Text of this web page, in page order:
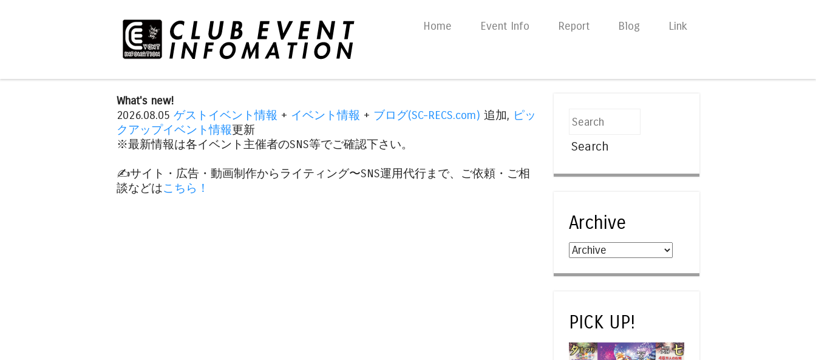
Skip to content
Home Event Info Report Blog Link
What's new!
2026.08.05 ゲストイベント情報 + イベント情報 + ブログ(SC-RECS.com) 追加, ピッ
クアップイベント情報更新
※最新情報は各イベント主催者のSNS等でご確認下さい。
✍️サイト・広告・動画制作からライティング〜SNS運用代行まで、ご依頼・ご相
談などはこちら！
Search
Archive
PICK UP!